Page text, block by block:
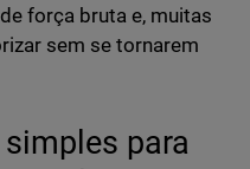
força bruta e, muitas
sem se tornarem
para